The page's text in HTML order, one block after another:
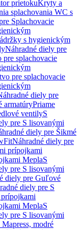
prietokuKryty a
splachovania WC s
Splachovacie
s hygienickým
Náhradné diely pre
pre splachovacie
pre splachovacie
diely pre
armatúryPriame
ventilyS
pre S lisovanými
diely pre Šikmé
Náhradné diely pre
prípojkami
MeplaS
pre S lisovanými
diely pre Guľové
diely pre S
MeplaS
pre S lisovanými
modré